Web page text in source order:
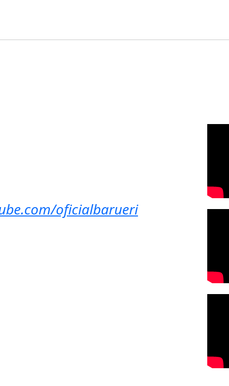
oficialbarueri